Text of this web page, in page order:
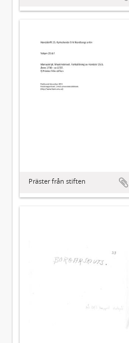
Präster från stiften